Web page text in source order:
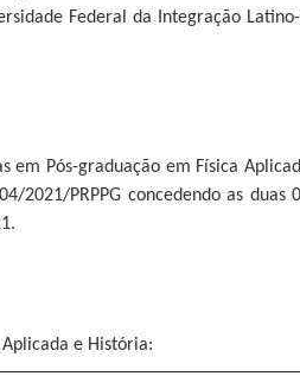
Federal da Integração
em Pós-graduação em Física
PRPPG concedendo as duas
e História: